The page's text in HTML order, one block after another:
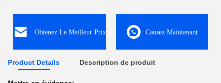
Obtenez Le Meilleur Prix Causez Maintenant
Product Details Description de produit